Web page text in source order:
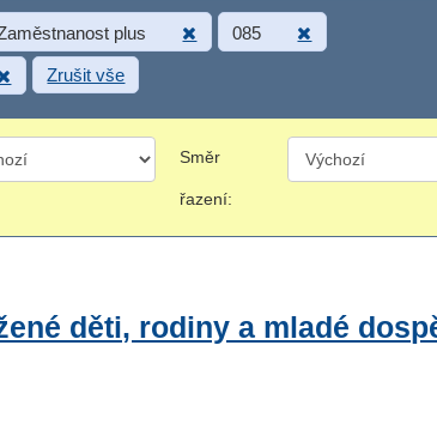
plus 085
Zrušit vše
Směr
řazení:
děti, rodiny a mladé